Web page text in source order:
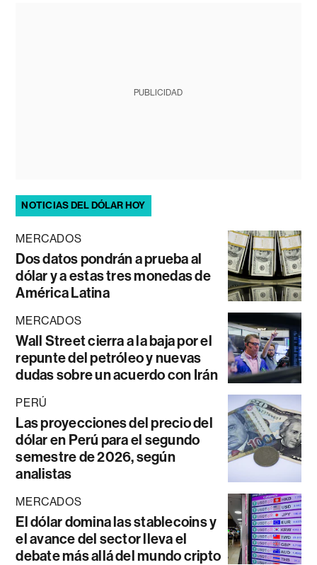
PUBLICIDAD
NOTICIAS DEL DÓLAR HOY
MERCADOS
Dos datos pondrán a prueba al
dólar y a estas tres monedas de
América Latina
MERCADOS
Wall Street cierra a la baja por el
repunte del petróleo y nuevas
dudas sobre un acuerdo con Irán
PERÚ
Las proyecciones del precio del
dólar en Perú para el segundo
semestre de 2026, según
analistas
MERCADOS
El dólar domina las stablecoins y
el avance del sector lleva el
debate más allá del mundo cripto